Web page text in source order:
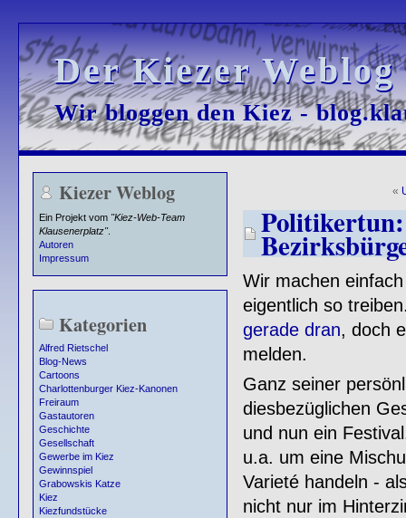
Der Kiezer
Der Kiezer
Wir bloggen den Kiez -
Wir bloggen den Kiez -
Kiezer Weblog
Ein Projekt vom "Kiez-Web-Team
Klausenerplatz".
Autoren
Impressum
Kategorien
Alfred Rietschel
Blog-News
Cartoons
Charlottenburger Kiez-Kanonen
Freiraum
Gastautoren
Geschichte
Gesellschaft
Gewerbe im Kiez
Gewinnspiel
Grabowskis Katze
Kiez
Kiezfundstücke
«
Wir machen
eigentlich so
gerade dran, doch
melden.
Ganz seiner
diesbezüglichen
und nun ein
u.a. um eine
Varieté handeln -
nicht nur im